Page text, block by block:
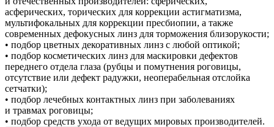
асферических, торических для коррекции астигматизма,
мультифокальных для коррекции пресбиопии, а также
современных дефокусных линз для торможения близорукости;
• подбор цветных декоративных линз с любой оптикой;
• подбор косметических линз для маскировки дефектов
переднего отдела глаза (рубцы и помутнения роговицы,
отсутствие или дефект радужки, неоперабельная отслойка
сетчатки);
• подбор лечебных контактных линз при заболеваниях
и травмах роговицы;
• подбор средств ухода от ведущих мировых производителей.